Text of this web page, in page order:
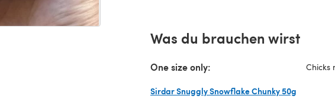
Was du brauchen wirst
One size only: Chicks
Sirdar Snuggly Snowflake Chunky 50g